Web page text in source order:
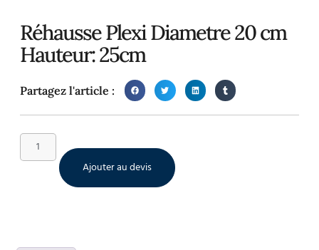
Réhausse Plexi Diametre 20 cm
Hauteur: 25cm
Partagez l'article :
Ajouter au devis